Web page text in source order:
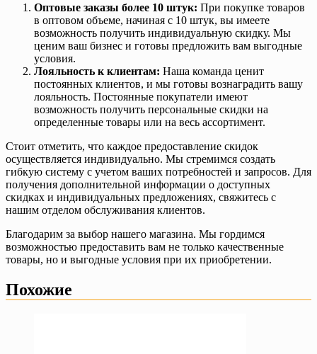
Оптовые заказы более 10 штук: При покупке товаров
в оптовом объеме, начиная с 10 штук, вы имеете
возможность получить индивидуальную скидку. Мы
ценим ваш бизнес и готовы предложить вам выгодные
условия.
Лояльность к клиентам: Наша команда ценит
постоянных клиентов, и мы готовы вознаградить вашу
лояльность. Постоянные покупатели имеют
возможность получить персональные скидки на
определенные товары или на весь ассортимент.
Стоит отметить, что каждое предоставление скидок
осуществляется индивидуально. Мы стремимся создать
гибкую систему с учетом ваших потребностей и запросов. Для
получения дополнительной информации о доступных
скидках и индивидуальных предложениях, свяжитесь с
нашим отделом обслуживания клиентов.
Благодарим за выбор нашего магазина. Мы гордимся
возможностью предоставить вам не только качественные
товары, но и выгодные условия при их приобретении.
Похожие